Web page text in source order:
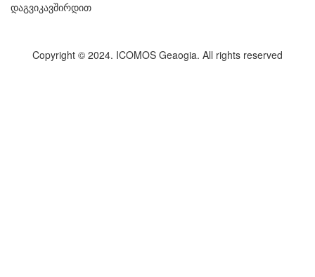
დაგვიკავშირდით
Copyright © 2024. ICOMOS Geaogia. All rights reserved